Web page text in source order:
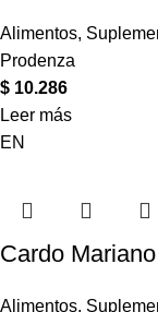
Alimentos,
Prodenza
$ 10.286
Leer más
EN
Cardo
Alimentos,